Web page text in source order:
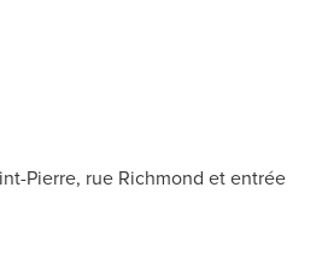
Pierre, rue Richmond et entrée